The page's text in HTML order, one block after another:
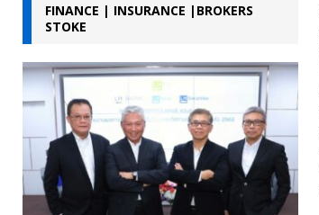
FINANCE | INSURANCE |BROKERS
STOKE